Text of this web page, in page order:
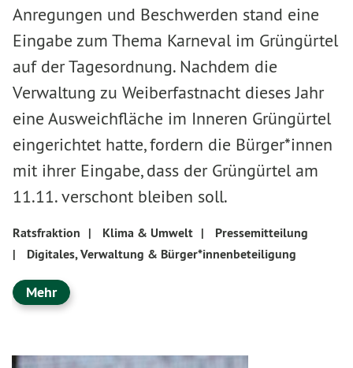
Anregungen und Beschwerden stand eine
Eingabe zum Thema Karneval im Grüngürtel
auf der Tagesordnung. Nachdem die
Verwaltung zu Weiberfastnacht dieses Jahr
eine Ausweichfläche im Inneren Grüngürtel
eingerichtet hatte, fordern die Bürger*innen
mit ihrer Eingabe, dass der Grüngürtel am
11.11. verschont bleiben soll.
Ratsfraktion | Klima & Umwelt |
Pressemitteilung
|
Digitales, Verwaltung & Bürger*innenbeteiligung
Mehr